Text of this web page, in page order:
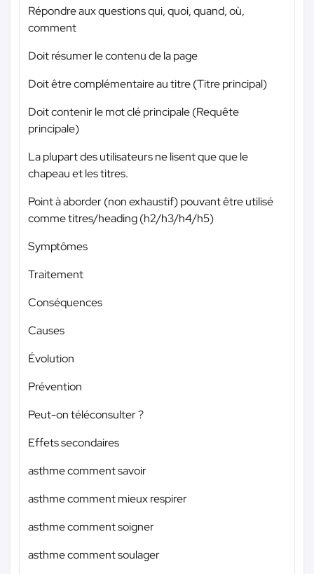
Répondre aux questions qui, quoi, quand, où,
comment
Doit résumer le contenu de la page
Doit être complémentaire au titre (Titre principal)
Doit contenir le mot clé principale (Requête
principale)
La plupart des utilisateurs ne lisent que que le
chapeau et les titres.
Point à aborder (non exhaustif) pouvant être utilisé
comme titres/heading (h2/h3/h4/h5)
Symptômes
Traitement
Conséquences
Causes
Évolution
Prévention
Peut-on téléconsulter ?
Effets secondaires
asthme comment savoir
asthme comment mieux respirer
asthme comment soigner
asthme comment soulager